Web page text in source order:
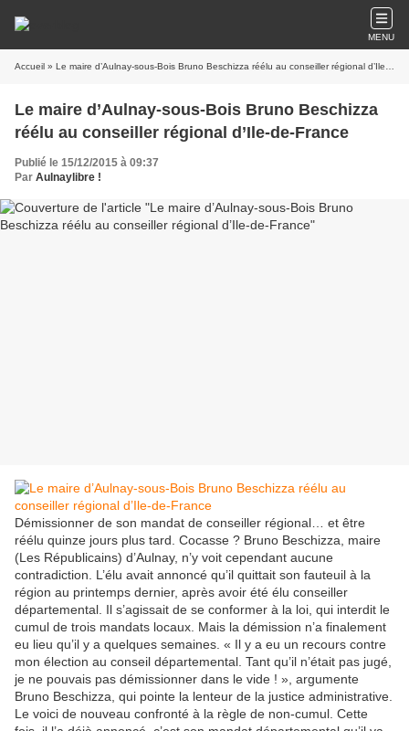
MENU
Accueil » Le maire d’Aulnay-sous-Bois Bruno Beschizza réélu au conseiller régional d’Ile-de-France
Le maire d’Aulnay-sous-Bois Bruno Beschizza
réélu au conseiller régional d’Ile-de-France
Publié le 15/12/2015 à 09:37
Par Aulnaylibre !
Démissionner de son mandat de conseiller régional… et être
réélu quinze jours plus tard. Cocasse ? Bruno Beschizza, maire
(Les Républicains) d’Aulnay, n’y voit cependant aucune
contradiction. L’élu avait annoncé qu’il quittait son fauteuil à la
région au printemps dernier, après avoir été élu conseiller
départemental. Il s’agissait de se conformer à la loi, qui interdit le
cumul de trois mandats locaux. Mais la démission n’a finalement
eu lieu qu’il y a quelques semaines. « Il y a eu un recours contre
mon élection au conseil départemental. Tant qu’il n’était pas jugé,
je ne pouvais pas démissionner dans le vide ! », argumente
Bruno Beschizza, qui pointe la lenteur de la justice administrative.
Le voici de nouveau confronté à la règle de non-cumul. Cette